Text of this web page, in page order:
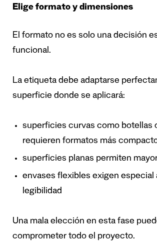
Elige formato y dimensiones
El formato no es solo una decisión
funcional.
La etiqueta debe adaptarse
superficie donde se aplicará:
superficies curvas como botellas
requieren formatos más
superficies planas permiten
envases flexibles exigen especial
legibilidad
Una mala elección en esta fase
comprometer todo el proyecto.